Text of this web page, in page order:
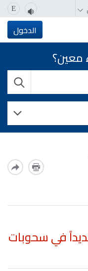
E
الدخول
120 فائزاً جديداً في سحوبات